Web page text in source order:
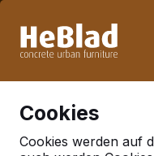
Woche 33 nicht. Bitte
Cookies
Cookies werden auf